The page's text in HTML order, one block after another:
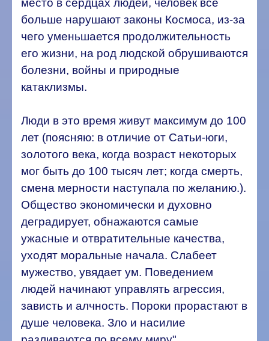
место в сердцах людей, человек все
больше нарушают законы Космоса, из-за
чего уменьшается продолжительность
его жизни, на род людской обрушиваются
болезни, войны и природные
катаклизмы.
Люди в это время живут максимум до 100
лет (поясняю: в отличие от Сатьи-юги,
золотого века, когда возраст некоторых
мог быть до 100 тысяч лет; когда смерть,
смена мерности наступала по желанию.).
Общество экономически и духовно
деградирует, обнажаются самые
ужасные и отвратительные качества,
уходят моральные начала. Слабеет
мужество, увядает ум. Поведением
людей начинают управлять агрессия,
зависть и алчность. Пороки прорастают в
душе человека. Зло и насилие